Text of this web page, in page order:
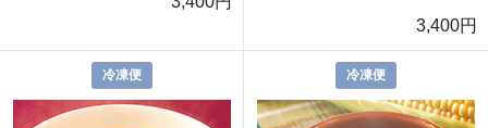
3,400円
冷凍便 冷凍便